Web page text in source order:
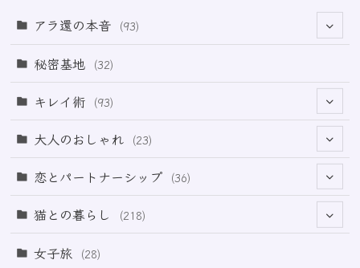
アラ還の本音 (93)
(69)
秘密基地 (32)
キレイ術 (93)
(32)
(49)
大人のおしゃれ (23)
(21)
(2)
恋とパートナーシップ (36)
(33)
(3)
猫との暮らし (218)
女子旅 (28)